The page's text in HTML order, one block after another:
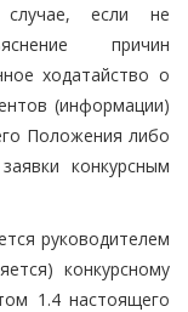
если не
причин
ходатайство о
(информации)
Положения либо
конкурсным
руководителем
конкурсному
1.4 настоящего